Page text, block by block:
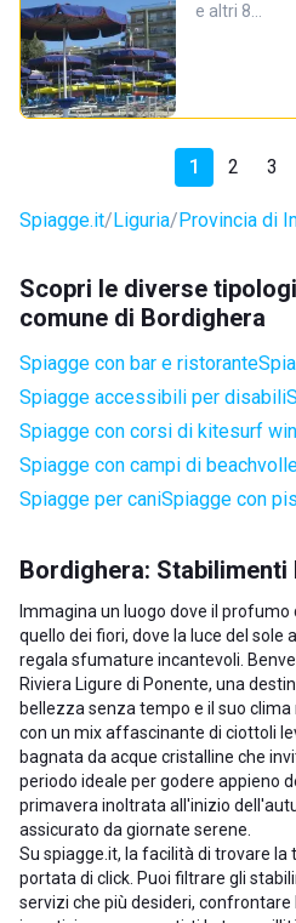
e altri 8…
1 2 3
Spiagge.it Liguria Provincia di
Scopri le diverse
comune di Bordighera
Spiagge con bar e ristorante
Spiagge accessibili per disabili
Spiagge con corsi di kitesurf
Spiagge con campi di
Spiagge per caniSpiagge con
Bordighera: Stabilimenti
Immagina un luogo dove il profumo
quello dei fiori, dove la luce del sole
regala sfumature incantevoli.
Riviera Ligure di Ponente, una
bellezza senza tempo e il suo
con un mix affascinante di ciottoli
bagnata da acque cristalline che
periodo ideale per godere appieno
primavera inoltrata all'inizio
assicurato da giornate serene.
Su spiagge.it, la facilità di trovare
portata di click. Puoi filtrare gli
servizi che più desideri,